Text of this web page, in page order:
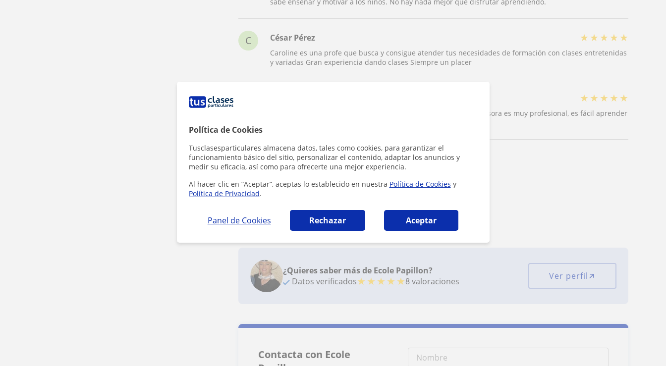
Política de Cookies
Tusclasesparticulares almacena datos, tales como cookies, para garantizar el
funcionamiento básico del sitio, personalizar el contenido, adaptar los anuncios y
medir su eficacia, así como para ofrecerte una mejor experiencia.
Al hacer clic en “Aceptar”, aceptas lo establecido en nuestra Política de Cookies y
Política de Privacidad.
Panel de Cookies Rechazar Aceptar
sabe enseñar y motivar a los niños. No hay nada mejor que disfrutar aprendiendo.
C César Pérez ★ ★ ★ ★ ★
Caroline es una profe que busca y consigue atender tus necesidades de formación con clases entretenidas
y variadas Gran experiencia dando clases Siempre un placer
★ ★ ★ ★ ★
La forma de impartir las clases son amenas y divertidas. Su profesora es muy profesional, es fácil aprender
Ver todas las valoraciones
Reconocimientos
Profesor verificado
Ecole Papillon tiene el Perfil Verificado
¿Quieres saber más de Ecole Papillon?
Datos verificados★ ★ ★ ★ ★8 valoraciones Ver perfil
Contacta con Ecole